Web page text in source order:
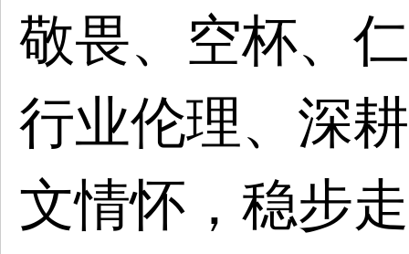
敬畏、空杯、
行业伦理、深
文情怀，稳步